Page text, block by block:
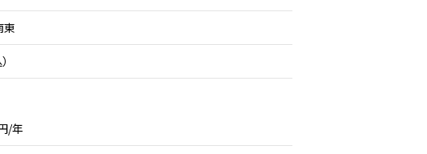
東
/年